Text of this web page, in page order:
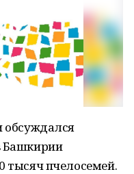
обсуждался
Башкирии
тысяч пчелосемей.